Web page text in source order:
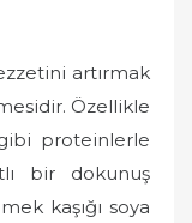
artırmak
Özellikle
proteinlerle
bir dokunuş
kaşığı soya